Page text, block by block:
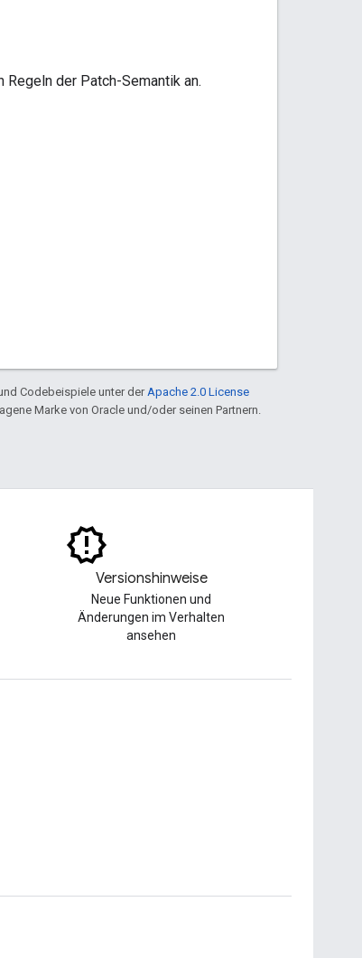
Regeln der Patch-Semantik an.
Codebeispiele unter derApache 2.0 License
Marke von Oracle und/oder seinen Partnern.
Versionshinweise
Neue Funktionen und
Änderungen im Verhalten
ansehen